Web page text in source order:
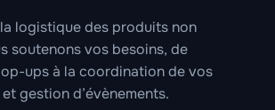
logistique des produits non
soutenons vos besoins, de
ups à la coordination de vos
gestion d’évènements.